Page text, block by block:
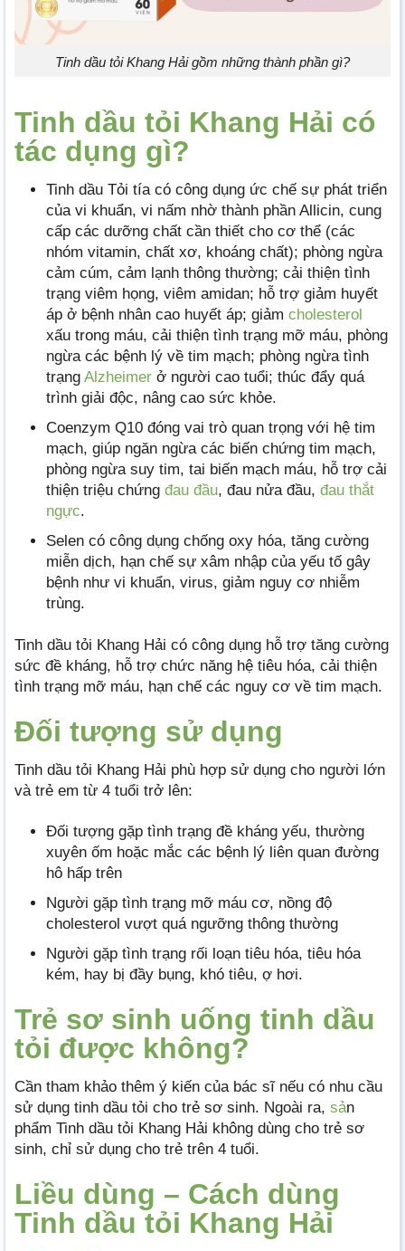
Tinh dầu tỏi Khang Hải gồm những thành phần gì?
Tinh dầu tỏi Khang Hải có
tác dụng gì?
Tinh dầu Tỏi tía có công dụng ức chế sự phát triển
của vi khuẩn, vi nấm nhờ thành phần Allicin, cung
cấp các dưỡng chất cần thiết cho cơ thể (các
nhóm vitamin, chất xơ, khoáng chất); phòng ngừa
cảm cúm, cảm lạnh thông thường; cải thiện tình
trạng viêm họng, viêm amidan; hỗ trợ giảm huyết
áp ở bệnh nhân cao huyết áp; giảm cholesterol
xấu trong máu, cải thiện tình trạng mỡ máu, phòng
ngừa các bệnh lý về tim mạch; phòng ngừa tình
trạng Alzheimer ở người cao tuổi; thúc đẩy quá
trình giải độc, nâng cao sức khỏe.
Coenzym Q10 đóng vai trò quan trọng với hệ tim
mạch, giúp ngăn ngừa các biến chứng tim mạch,
phòng ngừa suy tim, tai biến mạch máu, hỗ trợ cải
thiện triệu chứng đau đầu, đau nửa đầu, đau thắt
ngực.
Selen có công dụng chống oxy hóa, tăng cường
miễn dịch, hạn chế sự xâm nhập của yếu tố gây
bệnh như vi khuẩn, virus, giảm nguy cơ nhiễm
trùng.
Tinh dầu tỏi Khang Hải có công dụng hỗ trợ tăng cường
sức đề kháng, hỗ trợ chức năng hệ tiêu hóa, cải thiện
tình trạng mỡ máu, hạn chế các nguy cơ về tim mạch.
Đối tượng sử dụng
Tinh dầu tỏi Khang Hải phù hợp sử dụng cho người lớn
và trẻ em từ 4 tuổi trở lên:
Đối tượng gặp tình trạng đề kháng yếu, thường
xuyên ốm hoặc mắc các bệnh lý liên quan đường
hô hấp trên
Người gặp tình trạng mỡ máu cơ, nồng độ
cholesterol vượt quá ngưỡng thông thường
Người gặp tình trạng rối loạn tiêu hóa, tiêu hóa
kém, hay bị đầy bụng, khó tiêu, ợ hơi.
Trẻ sơ sinh uống tinh dầu
tỏi được không?
Cần tham khảo thêm ý kiến của bác sĩ nếu có nhu cầu
sử dụng tinh dầu tỏi cho trẻ sơ sinh. Ngoài ra, sản
phẩm Tinh dầu tỏi Khang Hải không dùng cho trẻ sơ
sinh, chỉ sử dụng cho trẻ trên 4 tuổi.
Liều dùng – Cách dùng
Tinh dầu tỏi Khang Hải